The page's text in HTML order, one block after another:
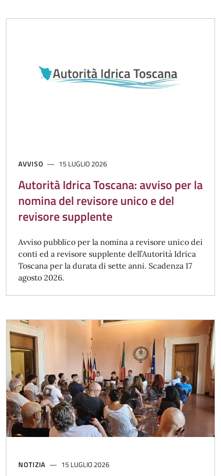
AVVISO 15 LUGLIO 2026
Autorità Idrica Toscana: avviso per la
nomina del revisore unico e del
revisore supplente
Avviso pubblico per la nomina a revisore unico dei
conti ed a revisore supplente dell’Autorità Idrica
Toscana per la durata di sette anni. Scadenza 17
agosto 2026.
NOTIZIA 15 LUGLIO 2026